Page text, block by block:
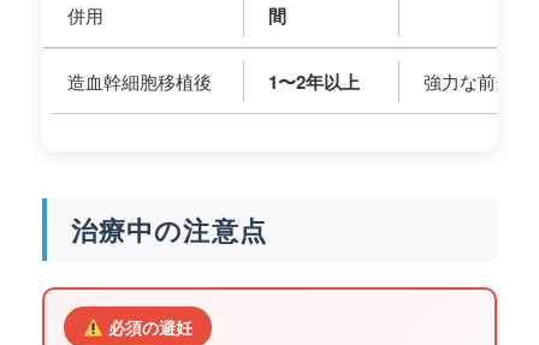
併用
間
造血幹細胞移植後 1〜2年以上 強力な前処置
治療中の注意点
必須の避妊